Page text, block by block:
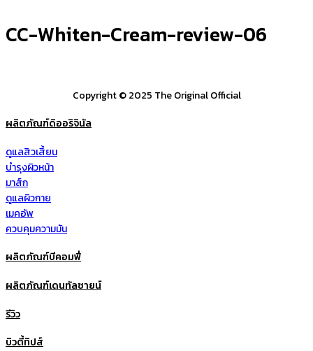
CC-Whiten-Cream-review-06
Copyright © 2025 The Original Official
ผลิตภัณฑ์ดิออริจินัล
ดูแลสิวเสี้ยน
บำรุงผิวหน้า
มาส์ก
ดูแลผิวกาย
เมคอัพ
ควบคุมความมัน
ผลิตภัณฑ์บีคอมฟี่
ผลิตภัณฑ์เดนทัลซายน์
รีวิว
บิวตี้ทิปส์